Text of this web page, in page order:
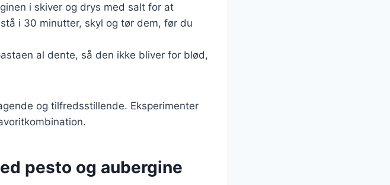
i skiver og drys med salt for at
i 30 minutter, skyl og tør dem, før du
al dente, så den ikke bliver for blød,
og tilfredsstillende. Eksperimenter
pesto og aubergine